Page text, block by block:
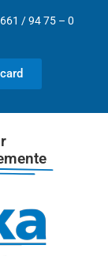
/ 94 75 – 0